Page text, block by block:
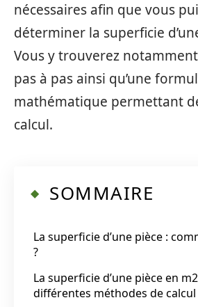
nécessaires afin que vous
déterminer la superficie
Vous y trouverez
pas à pas ainsi qu’une
mathématique permettant
calcul.
SOMMAIRE
La superficie d’une pièce :
?
La superficie d’une pièce en
différentes méthodes de calcul